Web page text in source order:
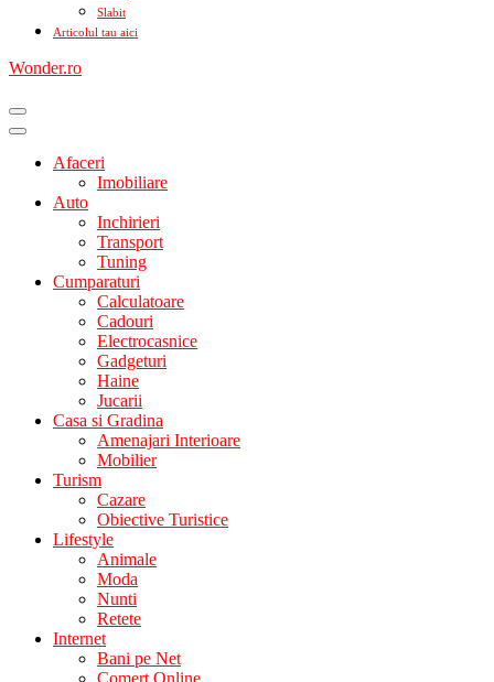
Slabit
Articolul tau aici
Wonder.ro
Afaceri
Imobiliare
Auto
Inchirieri
Transport
Tuning
Cumparaturi
Calculatoare
Cadouri
Electrocasnice
Gadgeturi
Haine
Jucarii
Casa si Gradina
Amenajari Interioare
Mobilier
Turism
Cazare
Obiective Turistice
Lifestyle
Animale
Moda
Nunti
Retete
Internet
Bani pe Net
Comert Online